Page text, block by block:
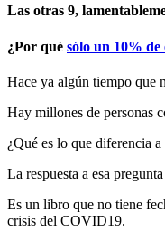
Las otras 9,
¿Por qué sólo un 10% de
Hace ya algún tiempo que
Hay millones de personas
¿Qué es lo que diferencia
La respuesta a esa
Es un libro que no tiene
crisis del COVID19.